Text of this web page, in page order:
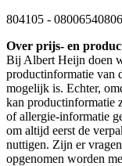
804105 -
Over prijs- en
Bij Albert Heijn doen
productinformatie van
mogelijk is. Echter,
kan productinformatie
of allergie-informatie
om altijd eerst de
nuttigen. Zijn er
opgenomen worden